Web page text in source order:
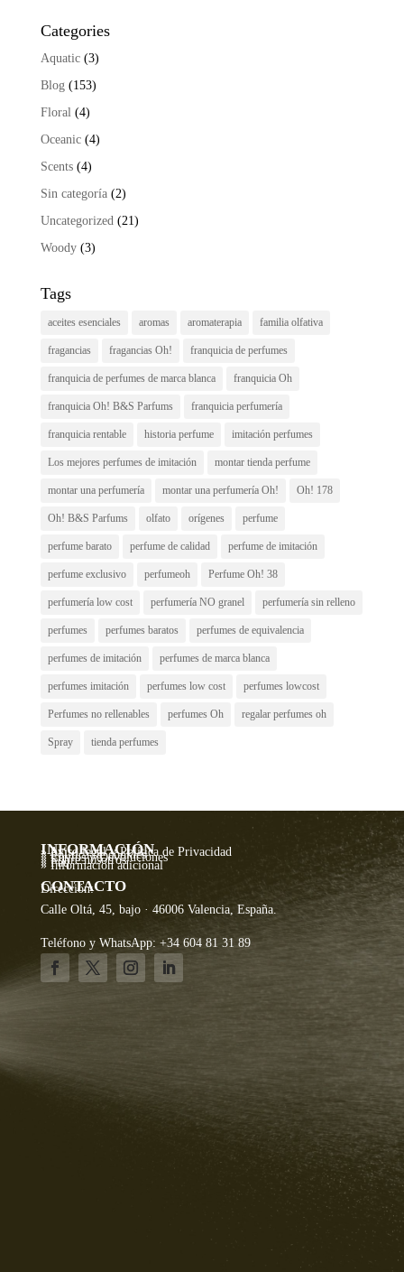
Categories
Aquatic(3)
Blog(153)
Floral(4)
Oceanic(4)
Scents(4)
Sin categoría(2)
Uncategorized(21)
Woody(3)
Tags
aceites esenciales aromas aromaterapia familia olfativa
fragancias fragancias Oh! franquicia de perfumes
franquicia de perfumes de marca blanca franquicia Oh
franquicia Oh! B&S Parfums franquicia perfumería
franquicia rentable historia perfume imitación perfumes
Los mejores perfumes de imitación montar tienda perfume
montar una perfumería montar una perfumería Oh! Oh! 178
Oh! B&S Parfums olfato orígenes perfume
perfume barato perfume de calidad perfume de imitación
perfume exclusivo perfumeoh Perfume Oh! 38
perfumería low cost perfumería NO granel perfumería sin relleno
perfumes perfumes baratos perfumes de equivalencia
perfumes de imitación perfumes de marca blanca
perfumes imitación perfumes low cost perfumes lowcost
Perfumes no rellenables perfumes Oh regalar perfumes oh
Spray tienda perfumes
INFORMACIÓN
» Aviso legal y Política de Privacidad
» Política de cookies
» Envíos y Devoluciones
» Sobre nosotros
» Faq
» Información adicional
CONTACTO
Dirección:
Calle Oltá, 45, bajo · 46006 Valencia, España.
Teléfono y WhatsApp: +34 604 81 31 89